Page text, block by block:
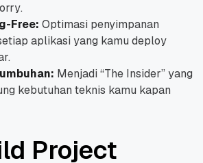
.
Free: Optimasi penyimpanan
aplikasi yang kamu deploy
Menjadi “The Insider” yang
kebutuhan teknis kamu kapan
Project